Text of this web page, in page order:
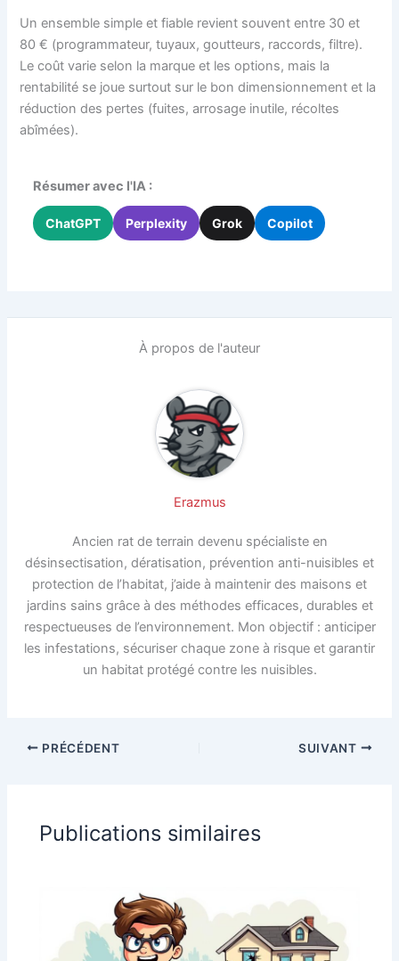
Un ensemble simple et fiable revient souvent entre 30 et
80 € (programmateur, tuyaux, goutteurs, raccords, filtre).
Le coût varie selon la marque et les options, mais la
rentabilité se joue surtout sur le bon dimensionnement et la
réduction des pertes (fuites, arrosage inutile, récoltes
abîmées).
Résumer avec l'IA :
ChatGPT Perplexity Grok Copilot
À propos de l'auteur
Erazmus
Ancien rat de terrain devenu spécialiste en
désinsectisation, dératisation, prévention anti-nuisibles et
protection de l’habitat, j’aide à maintenir des maisons et
jardins sains grâce à des méthodes efficaces, durables et
respectueuses de l’environnement. Mon objectif : anticiper
les infestations, sécuriser chaque zone à risque et garantir
un habitat protégé contre les nuisibles.
PRÉCÉDENT SUIVANT
Publications similaires